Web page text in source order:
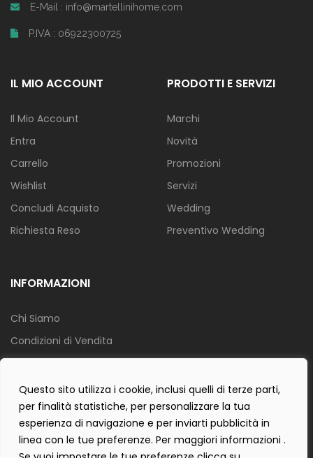
Questo sito utilizza i cookie, inclusi quelli di terze parti,
per finalità statistiche, per personalizzare la tua
esperienza di navigazione e per inviarti pubblicità in
linea con le tue preferenze. Per maggiori informazioni .
E-Mail : info@martellinihome.com
P.IVA : 06922300725
IL MIO ACCOUNT
Il Mio Account
Entra
Carrello
Wishlist
Concludi Acquisto
Richiesta Reso
PRODOTTI E SERVIZI
Marchi
Novità
Promozioni
Servizi
Wedding
Preventivo Wedding
INFORMAZIONI
Chi Siamo
Condizioni di Vendita
Info Spedizione
Privacy Policy
Cookie Policy
Contact Form Policy